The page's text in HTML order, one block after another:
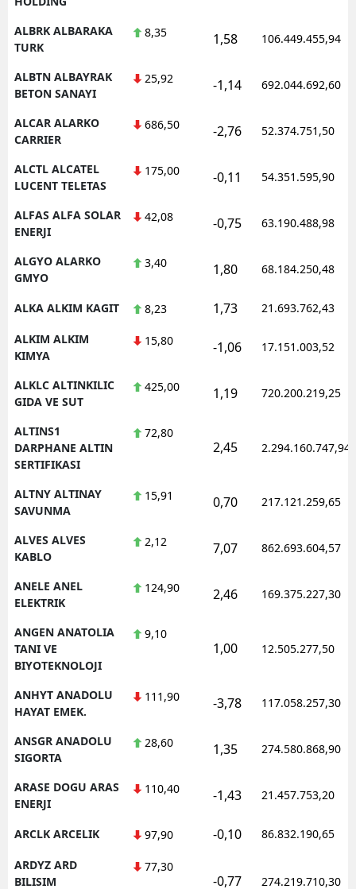
ALBRK ALBARAKA
TURK
8,35 1,58 106.449.455,94
ALBTN ALBAYRAK
BETON SANAYI
25,92 -1,14 692.044.692,60
ALCAR ALARKO
CARRIER
686,50 -2,76 52.374.751,50
ALCTL ALCATEL
LUCENT TELETAS
175,00 -0,11 54.351.595,90
ALFAS ALFA SOLAR
ENERJI
42,08 -0,75 63.190.488,98
ALGYO ALARKO
GMYO
3,40 1,80 68.184.250,48
ALKA ALKIM KAGIT 8,23 1,73 21.693.762,43
ALKIM ALKIM
KIMYA
15,80 -1,06 17.151.003,52
ALKLC ALTINKILIC
GIDA VE SUT
425,00 1,19 720.200.219,25
ALTINS1
DARPHANE ALTIN
SERTIFIKASI
72,80
2,45 2.294.160.747,94
ALTNY ALTINAY
SAVUNMA
15,91 0,70 217.121.259,65
ALVES ALVES
KABLO
2,12 7,07 862.693.604,57
ANELE ANEL
ELEKTRIK
124,90 2,46 169.375.227,30
ANGEN ANATOLIA
TANI VE
BIYOTEKNOLOJI
9,10
1,00 12.505.277,50
ANHYT ANADOLU
HAYAT EMEK.
111,90 -3,78 117.058.257,30
ANSGR ANADOLU
SIGORTA
28,60 1,35 274.580.868,90
ARASE DOGU ARAS
ENERJI
110,40 -1,43 21.457.753,20
ARCLK ARCELIK 97,90 -0,10 86.832.190,65
ARDYZ ARD
BILISIM
77,30
-0,77 274.219.710,30